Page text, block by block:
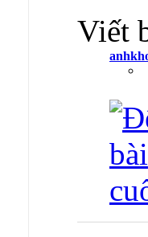
Viết